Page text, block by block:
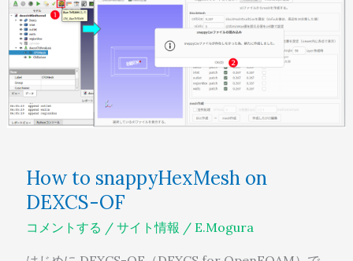
How to snappyHexMesh on
DEXCS-OF
コメントする / サイト情報 / E.Mogura
snappyHexMesh
on
DEXCS-
OF